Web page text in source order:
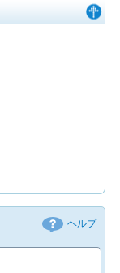
ヘルプ